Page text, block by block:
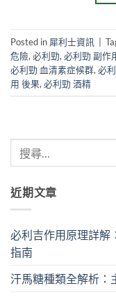
Posted in 犀利士資訊
危險, 必利勁, 必利勁 副作
必利勁 血清素症候群, 必
用 後果, 必利勁 酒精
近期文章
必利吉作用原理詳解
指南
汗馬糖種類全解析：